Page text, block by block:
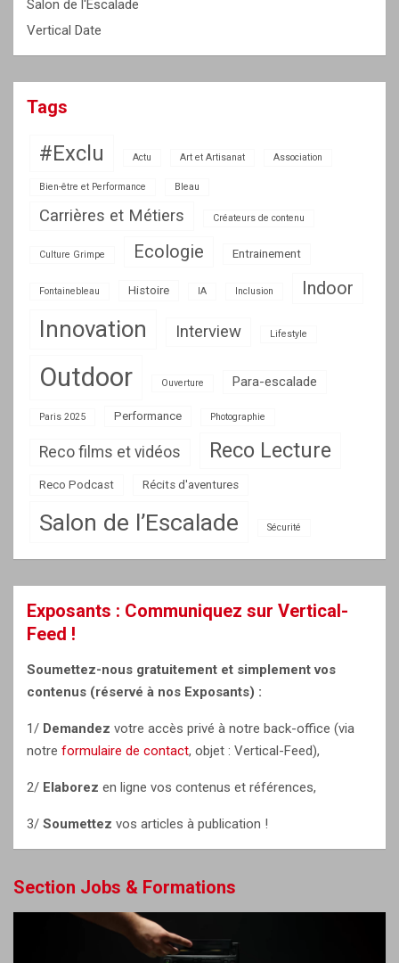
Salon de l'Escalade
Vertical Date
Tags
#Exclu Actu Art et Artisanat Association
Bien-être et Performance Bleau
Carrières et Métiers Créateurs de contenu
Culture Grimpe Ecologie Entrainement
Fontainebleau Histoire IA Inclusion Indoor
Innovation Interview Lifestyle
Outdoor Ouverture Para-escalade
Paris 2025 Performance Photographie
Reco films et vidéos Reco Lecture
Reco Podcast Récits d'aventures
Salon de l’Escalade Sécurité
Exposants : Communiquez sur Vertical-
Feed !
Soumettez-nous gratuitement et simplement vos
contenus (réservé à nos Exposants) :
1/ Demandez votre accès privé à notre back-office (via
notre formulaire de contact, objet : Vertical-Feed),
2/ Elaborez en ligne vos contenus et références,
3/ Soumettez vos articles à publication !
Section Jobs & Formations